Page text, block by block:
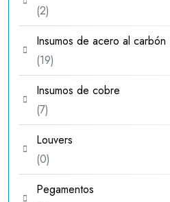
22
productos
Insumos de acero al carbón
1919
productos
Insumos de cobre
77
productos
Louvers
00
productos
Pegamentos